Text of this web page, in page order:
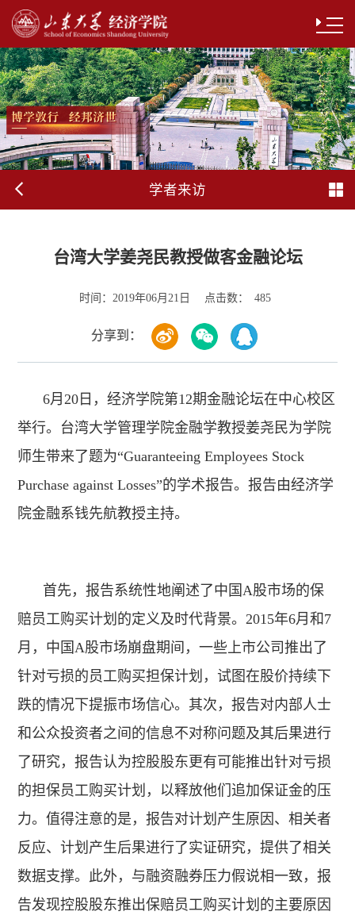
学者来访
台湾大学姜尧民教授做客金融论坛
时间： 2019年06月21日 点击数： 485
分享到：
6月20日，经济学院第12期金融论坛在中心校区
举行。台湾大学管理学院金融学教授姜尧民为学院
师生带来了题为“Guaranteeing Employees Stock
Purchase against Losses”的学术报告。报告由经济学
院金融系钱先航教授主持。
首先，报告系统性地阐述了中国A股市场的保
赔员工购买计划的定义及时代背景。2015年6月和7
月，中国A股市场崩盘期间，一些上市公司推出了
针对亏损的员工购买担保计划，试图在股价持续下
跌的情况下提振市场信心。其次，报告对内部人士
和公众投资者之间的信息不对称问题及其后果进行
了研究，报告认为控股股东更有可能推出针对亏损
的担保员工购买计划，以释放他们追加保证金的压
力。值得注意的是，报告对计划产生原因、相关者
反应、计划产生后果进行了实证研究，提供了相关
数据支撑。此外，与融资融券压力假说相一致，报
告发现控股股东推出保赔员工购买计划的主要原因